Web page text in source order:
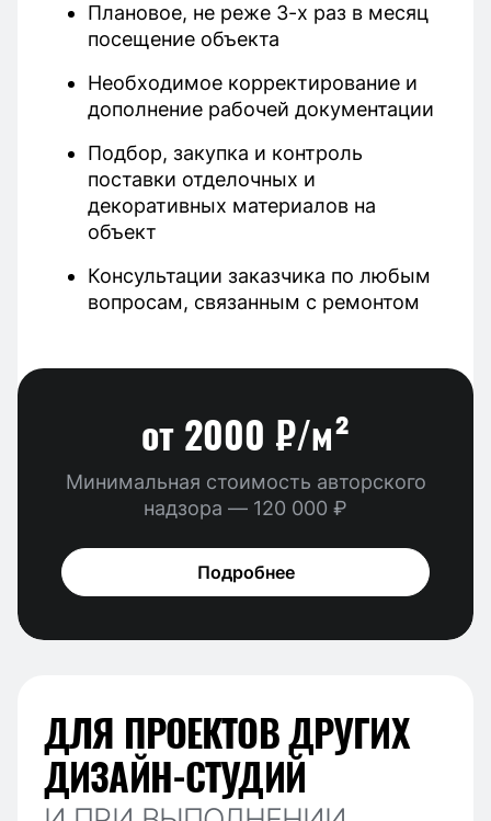
Плановое, не реже 3-х раз в месяц
посещение объекта
Необходимое корректирование и
дополнение рабочей документации
Подбор, закупка и контроль
поставки отделочных и
декоративных материалов на
объект
Консультации заказчика по любым
вопросам, связанным с ремонтом
от 2000 ₽/м²
Минимальная стоимость авторского
надзора — 120 000 ₽
Подробнее
ДЛЯ ПРОЕКТОВ ДРУГИХ
ДИЗАЙН-СТУДИЙ